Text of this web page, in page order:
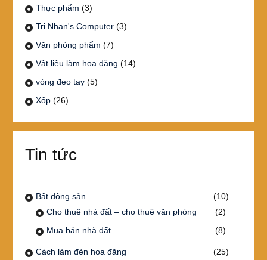
Thực phẩm (3)
Tri Nhan's Computer (3)
Văn phòng phẩm (7)
Vật liệu làm hoa đăng (14)
vòng đeo tay (5)
Xốp (26)
Tin tức
Bất động sản
(10)
Cho thuê nhà đất – cho thuê văn phòng
(2)
Mua bán nhà đất
(8)
Cách làm đèn hoa đăng (25)